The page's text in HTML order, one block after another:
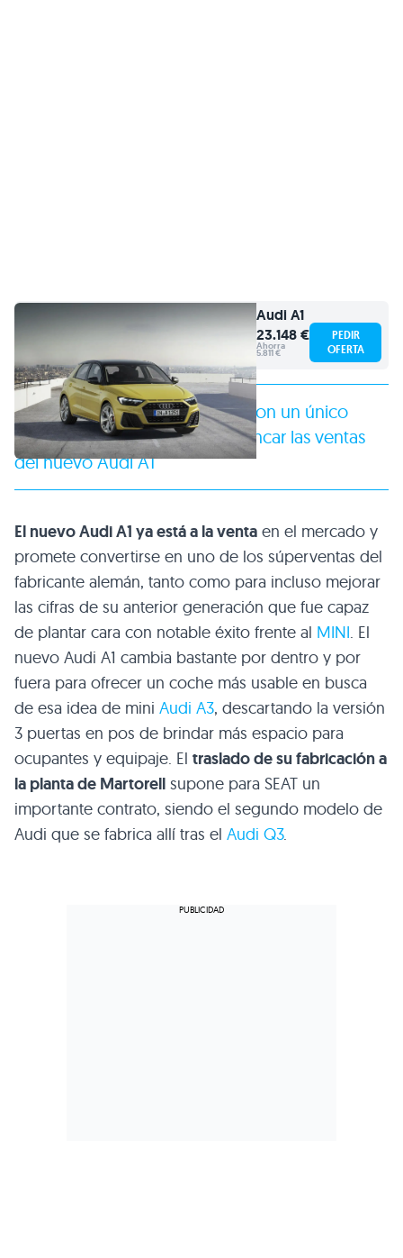
Audi A1
23.148 €
Ahorra
5.811 €
PEDIR
OFERTA
Sin rastro de motores diésel y con un único
motor gasolina de 116 para arrancar las ventas
del nuevo Audi A1
El nuevo Audi A1 ya está a la venta en el mercado y
promete convertirse en uno de los súperventas del
fabricante alemán, tanto como para incluso mejorar
las cifras de su anterior generación que fue capaz
de plantar cara con notable éxito frente al MINI. El
nuevo Audi A1 cambia bastante por dentro y por
fuera para ofrecer un coche más usable en busca
de esa idea de mini Audi A3, descartando la versión
3 puertas en pos de brindar más espacio para
ocupantes y equipaje. El traslado de su fabricación a
la planta de Martorell supone para SEAT un
importante contrato, siendo el segundo modelo de
Audi que se fabrica allí tras el Audi Q3.